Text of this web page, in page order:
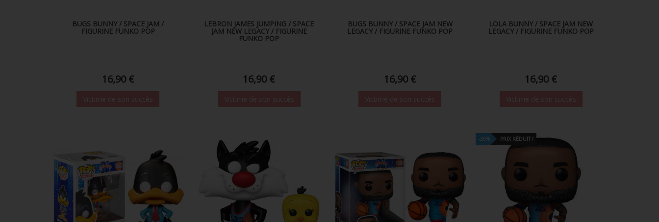
BUGS BUNNY / SPACE JAM /
FIGURINE FUNKO POP
16,90 €
LEBRON JAMES JUMPING / SPACE
JAM NEW LEGACY / FIGURINE
FUNKO POP
16,90 €
BUGS BUNNY / SPACE JAM NEW
LEGACY / FIGURINE FUNKO POP
16,90 €
LOLA BUNNY / SPACE JAM NEW
LEGACY / FIGURINE FUNKO POP
16,90 €
-30% PRIX RÉDUIT !